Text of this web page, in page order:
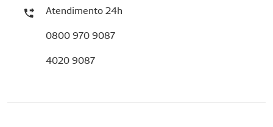
Atendimento 24h
0800 970 9087
4020 9087